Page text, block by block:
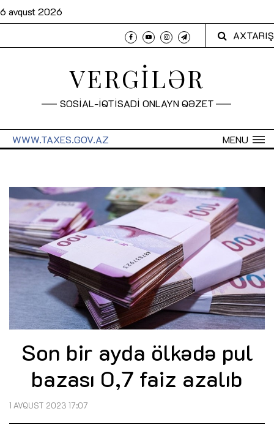
6 avqust 2026
AXTARIŞ
VERGİLƏR
SOSİAL-İQTİSADİ ONLAYN QƏZET
MENU
WWW.TAXES.GOV.AZ
Son bir ayda ölkədə pul
bazası 0,7 faiz azalıb
1 AVQUST 2023 17:07